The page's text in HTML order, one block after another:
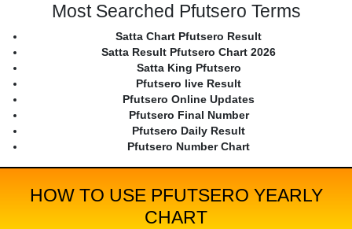
Most Searched Pfutsero Terms
Satta Chart Pfutsero Result
Satta Result Pfutsero Chart 2026
Satta King Pfutsero
Pfutsero live Result
Pfutsero Online Updates
Pfutsero Final Number
Pfutsero Daily Result
Pfutsero Number Chart
HOW TO USE PFUTSERO YEARLY
CHART